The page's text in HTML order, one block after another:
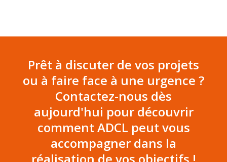
Prêt à discuter de vos projets
ou à faire face à une urgence ?
Contactez-nous dès
aujourd'hui pour découvrir
comment ADCL peut vous
accompagner dans la